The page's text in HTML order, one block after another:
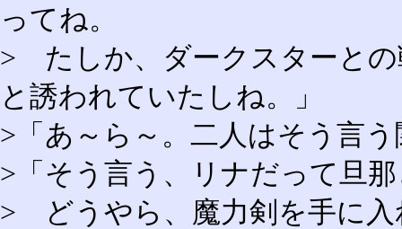
ってね。
> たしか、ダークスターとの
と誘われていたしね。」
>「あ～ら～。二人はそう言
>「そう言う、リナだって旦
> どうやら、魔力剣を手に入